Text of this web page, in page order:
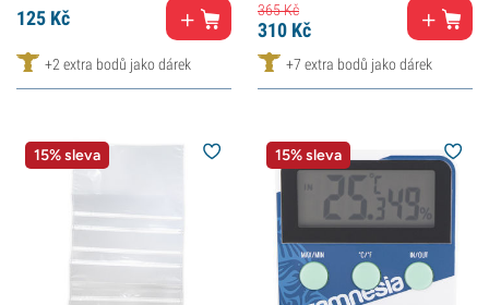
125 Kč
+2 extra bodů jako dárek
365Kč
310 Kč
+7 extra bodů jako dárek
15% sleva 15% sleva